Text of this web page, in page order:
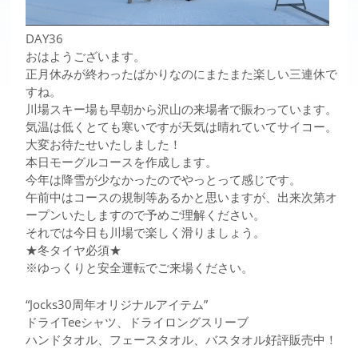
DAY36
おはようございます。
正月休みが終わったばかりなのにまたまた楽しい三連休で
すね。
川場スキー場も早朝から沢山の来場者で賑わっています。
気温は低くとても寒いですが天気は晴れていてサイコー。
大変お待たせいたしました！
本日モーグルコースを作成します。
今年は降雪が少なかったのでやっとって感じです。
午前中はコースの規制等あるかと思いますが、出来次第オ
ープンいたしますので予めご理解ください。
それでは今日も川場で楽しく滑りましょう。
★冬タイヤ必須★
※ゆっくりと安全運転でご来場ください。
“Jocks30周年オリジナルアイテム”
ドライTeeシャツ、ドライロングスリーブ
ハンドタオル、フェースタオル、バスタオル好評販売中！